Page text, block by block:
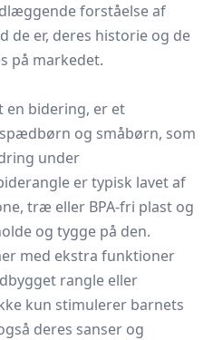
forståelse af
de er, deres historie og de
på markedet.
en bidering, er et
og småbørn, som
under
er typisk lavet af
træ eller BPA-fri plast og
og tygge på den.
med ekstra funktioner
rangle eller
kun stimulerer barnets
deres sanser og